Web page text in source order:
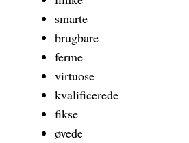
smarte
brugbare
ferme
virtuose
kvalificerede
fikse
øvede